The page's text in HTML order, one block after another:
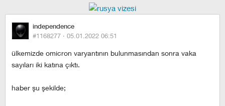
independence
#1168277 · 05.01.2022 06:51
ülkemizde omicron varyantının bulunmasından sonra vaka
sayıları iki katına çıktı.
haber şu şekilde;